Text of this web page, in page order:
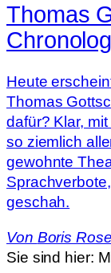
Thomas
Heute
Thomas
dafür? Klar,
so ziemlich
gewohnte
geschah.
Von Boris
Sie sind hier: